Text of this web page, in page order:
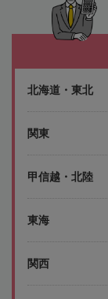
北海道・東北
関東
甲信越・北陸
東海
関西